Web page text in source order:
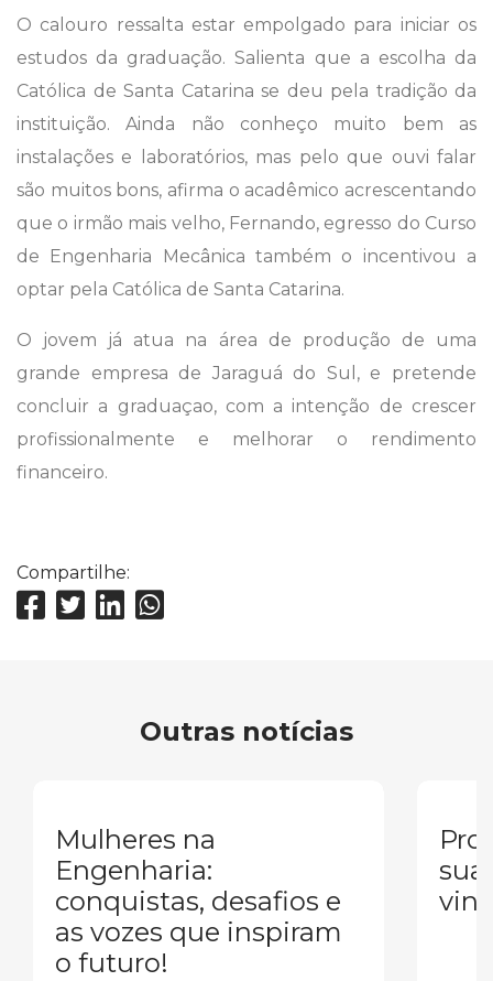
O calouro ressalta estar empolgado para iniciar os
estudos da graduação. Salienta que a escolha da
Católica de Santa Catarina se deu pela tradição da
instituição. Ainda não conheço muito bem as
instalações e laboratórios, mas pelo que ouvi falar
são muitos bons, afirma o acadêmico acrescentando
que o irmão mais velho, Fernando, egresso do Curso
de Engenharia Mecânica também o incentivou a
optar pela Católica de Santa Catarina.
O jovem já atua na área de produção de uma
grande empresa de Jaraguá do Sul, e pretende
concluir a graduaçao, com a intenção de crescer
profissionalmente e melhorar o rendimento
financeiro.
Compartilhe:
Outras notícias
Mulheres na
Engenharia:
conquistas, desafios e
as vozes que inspiram
o futuro!
sua